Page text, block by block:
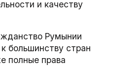
и качеству
Румынии
большинству стран
полные права